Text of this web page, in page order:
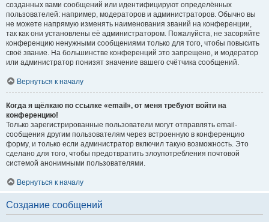
созданных вами сообщений или идентифицируют определённых
пользователей: например, модераторов и администраторов. Обычно вы
не можете напрямую изменять наименования званий на конференции,
так как они установлены её администратором. Пожалуйста, не засоряйте
конференцию ненужными сообщениями только для того, чтобы повысить
своё звание. На большинстве конференций это запрещено, и модератор
или администратор понизят значение вашего счётчика сообщений.
Вернуться к началу
Когда я щёлкаю по ссылке «email», от меня требуют войти на
конференцию!
Только зарегистрированные пользователи могут отправлять email-
сообщения другим пользователям через встроенную в конференцию
форму, и только если администратор включил такую возможность. Это
сделано для того, чтобы предотвратить злоупотребления почтовой
системой анонимными пользователями.
Вернуться к началу
Создание сообщений